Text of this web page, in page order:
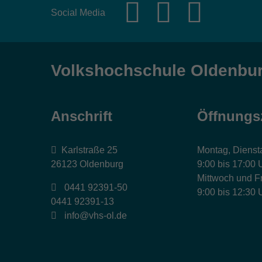
Social Media
Volkshochschule
Anschrift
Karlstraße 25
26123 Oldenburg
0441 92391-50
0441 92391-13
info@vhs-ol.de
Montag,
9:00 bis 17:00
Mittwoch und
9:00 bis 12:30